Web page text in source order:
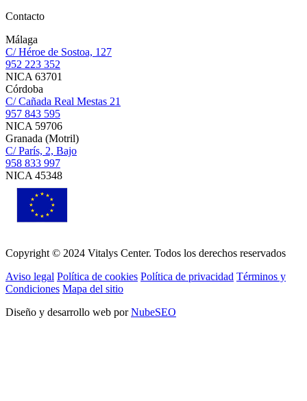
Contacto
Málaga
C/ Héroe de Sostoa, 127
952 223 352
NICA 63701
Córdoba
C/ Cañada Real Mestas 21
957 843 595
NICA 59706
Granada (Motril)
C/ París, 2, Bajo
958 833 997
NICA 45348
Copyright © 2024 Vitalys Center. Todos los derechos reservados
Aviso legal Política de cookies Política de privacidad Términos y
Condiciones Mapa del sitio
Diseño y desarrollo web porNubeSEO